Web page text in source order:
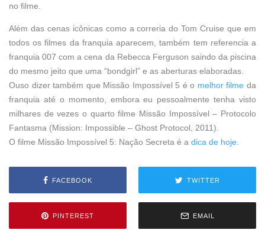
no filme.
Além das cenas icônicas como a correria do Tom Cruise que em
todos os filmes da franquia aparecem, também tem referencia a
franquia 007 com a cena da Rebecca Ferguson saindo da piscina
do mesmo jeito que uma “bondgirl” e as aberturas elaboradas.
Ouso dizer também que Missão Impossível 5 é o melhor filme da
franquia até o momento, embora eu pessoalmente tenha visto
milhares de vezes o quarto filme Missão Impossível – Protocolo
Fantasma (Mission: Impossible – Ghost Protocol, 2011).
O filme Missão Impossível 5: Nação Secreta é a dica de hoje
FACEBOOK TWITTER
PINTEREST EMAIL